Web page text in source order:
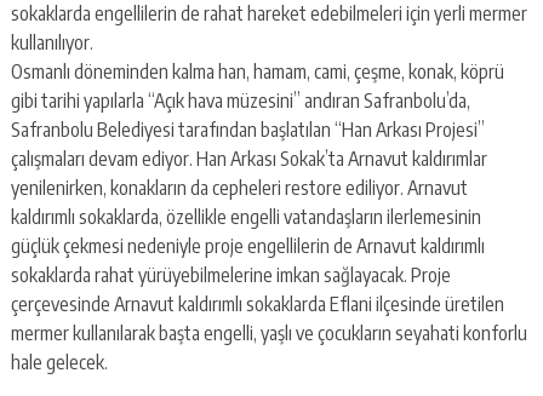
sokaklarda engellilerin de rahat hareket edebilmeleri için yerli mermer
kullanılıyor.
Osmanlı döneminden kalma han, hamam, cami, çeşme, konak, köprü
gibi tarihi yapılarla “Açık hava müzesini” andıran Safranbolu’da,
Safranbolu Belediyesi tarafından başlatılan “Han Arkası Projesi”
çalışmaları devam ediyor. Han Arkası Sokak’ta Arnavut kaldırımlar
yenilenirken, konakların da cepheleri restore ediliyor. Arnavut
kaldırımlı sokaklarda, özellikle engelli vatandaşların ilerlemesinin
güçlük çekmesi nedeniyle proje engellilerin de Arnavut kaldırımlı
sokaklarda rahat yürüyebilmelerine imkan sağlayacak. Proje
çerçevesinde Arnavut kaldırımlı sokaklarda Eflani ilçesinde üretilen
mermer kullanılarak başta engelli, yaşlı ve çocukların seyahati konforlu
hale gelecek.